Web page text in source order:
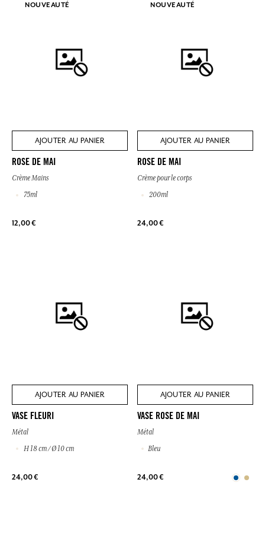
NOUVEAUTÉ
AJOUTER AU PANIER
ROSE DE MAI
Crème Mains
75ml
12,00 €
NOUVEAUTÉ
AJOUTER AU PANIER
ROSE DE MAI
Crème pour le corps
200ml
24,00 €
AJOUTER AU PANIER
VASE FLEURI
Métal
H 18 cm / Ø 10 cm
24,00 €
AJOUTER AU PANIER
VASE ROSE DE MAI
Métal
Bleu
24,00 €